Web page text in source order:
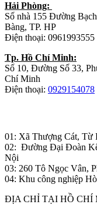
Hải Phòng:
Số nhà 155 Đường
Bàng, TP. HP
Điện thoại: 0961993555
Tp. Hồ Chí Minh:
Số 10, Đường Số 33,
Chí Minh
Điện thoại: 0929154078
01: Xã Thượng Cát, Từ
02: Đường Đại Đoàn
Nội
03: 260 Tô Ngọc Vân,
04: Khu công nghiệp
ĐỊA CHỈ TẠI HỒ CHÍ